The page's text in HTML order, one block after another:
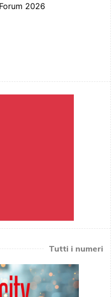
2026
Tutti i numeri